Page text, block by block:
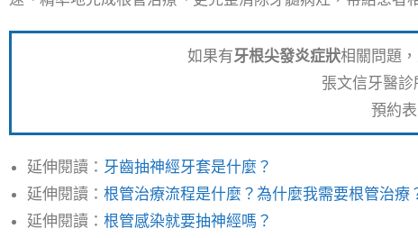
如果有牙根尖發炎症狀相關問題
張文信牙醫診
預約表
延伸閱讀： 牙齒抽神經牙套是什麼？
延伸閱讀： 根管治療流程是什麼？為什麼我需要根管治療
延伸閱讀： 根管感染就要抽神經嗎？